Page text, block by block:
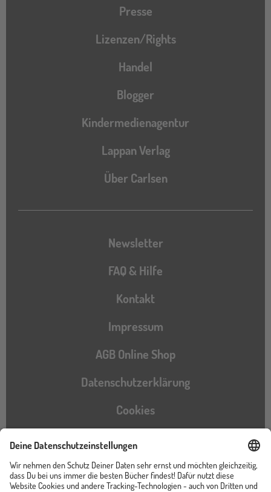
Presse
Lizenzen/Rights
Handel
Blogger
Kindermedienagentur
Lappan Verlag
Über Carlsen
Newsletter
FAQ & Hilfe
Kontakt
Impressum
AGB Online Shop
Datenschutzerklärung
Cookies
Barrierefreiheitserklärung